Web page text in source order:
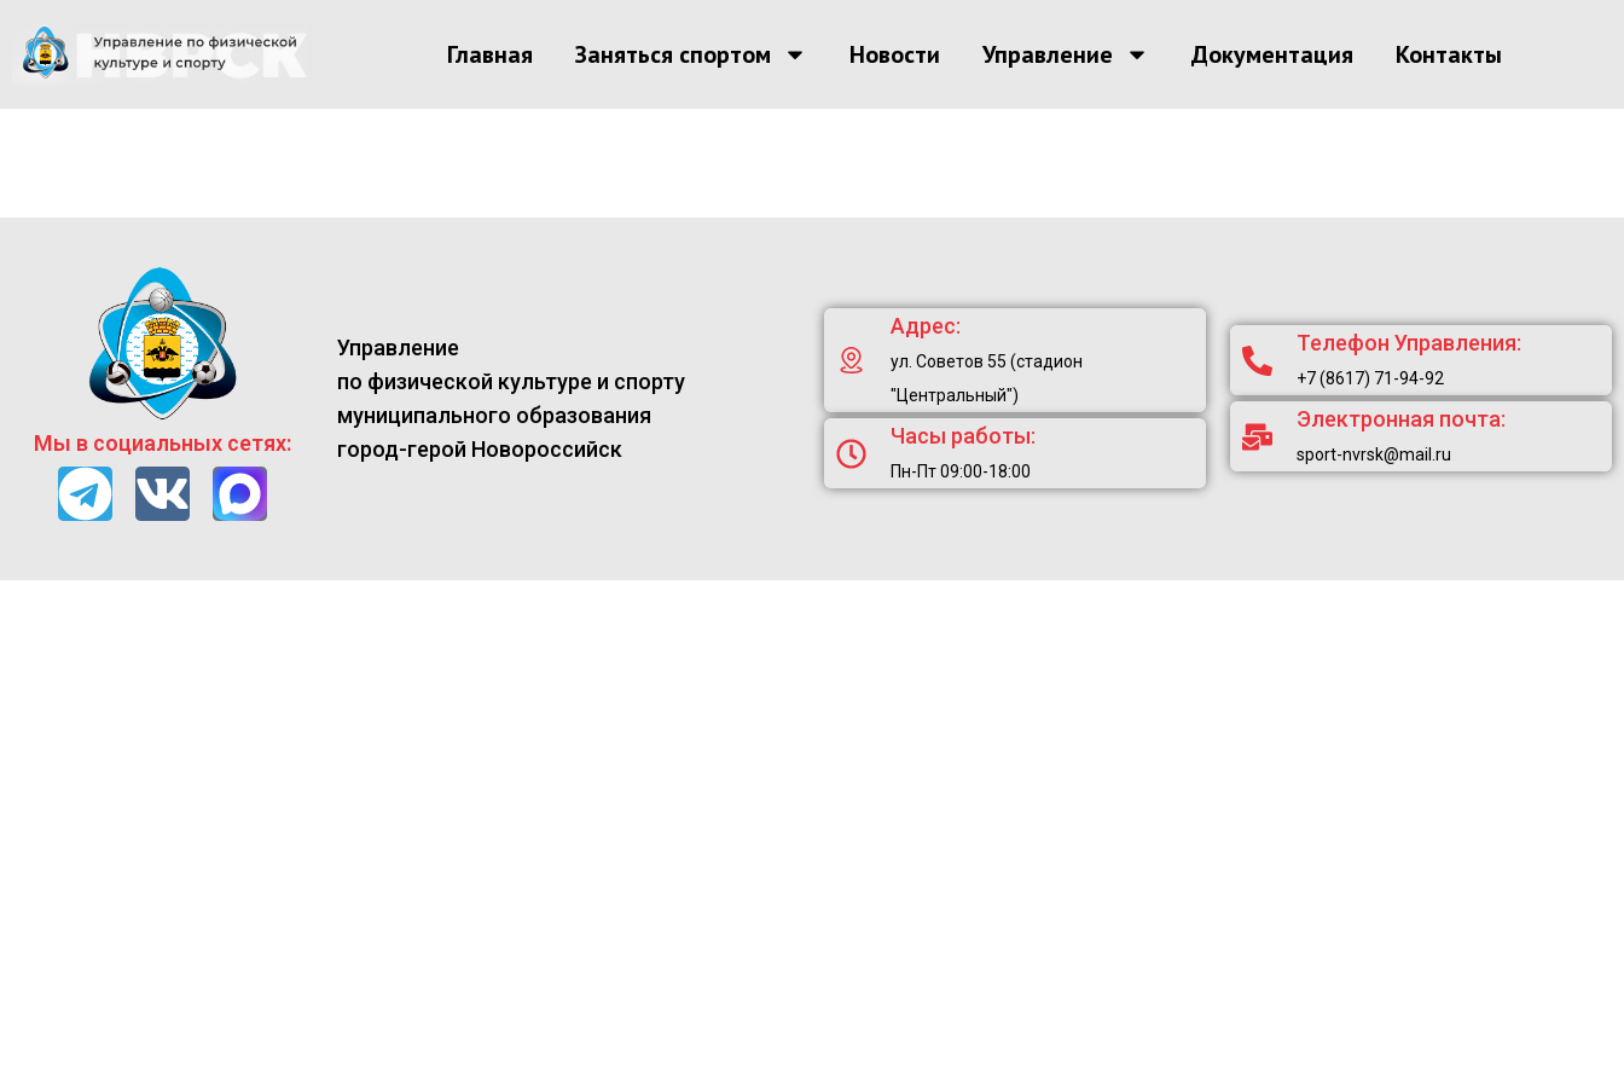
Главная Заняться спортом Новости Управление Документация Контакты
Мы в социальных сетях:
Управление
по физической культуре и спорту
муниципального образования
город-герой Новороссийск
Адрес:
ул. Советов 55 (стадион
"Центральный")
Часы работы:
Пн-Пт 09:00-18:00
Телефон Управления:
+7 (8617) 71-94-92
Электронная почта:
sport-nvrsk@mail.ru